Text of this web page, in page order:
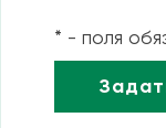
* - поля